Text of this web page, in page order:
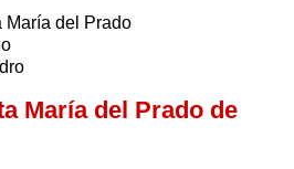
María del Prado
María del Prado de